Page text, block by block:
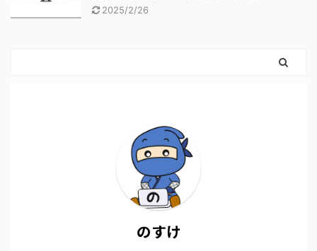
2025/2/26
のすけ